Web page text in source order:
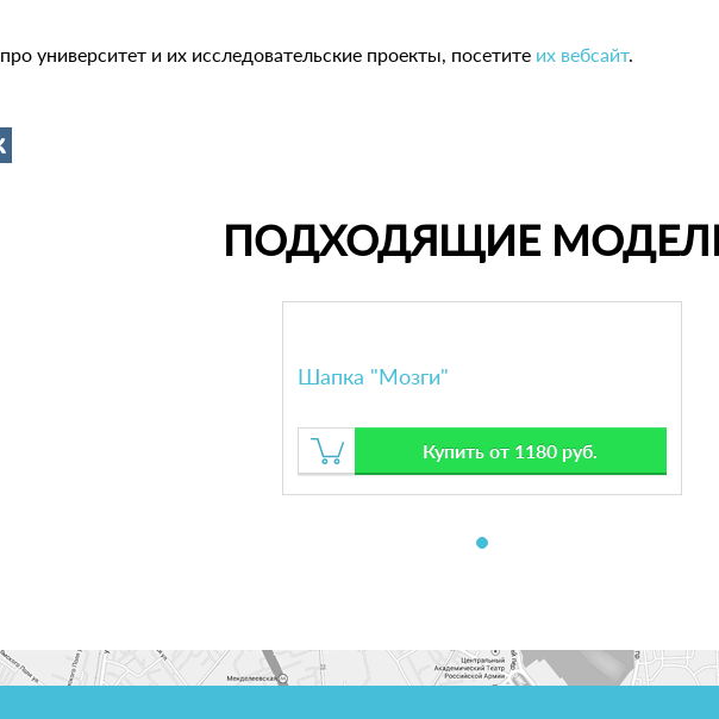
университет и их исследовательские проекты, посетите их вебсайт.
ПОДХОДЯЩИЕ
Шапка "Мозги"
Купить от 1180 руб.